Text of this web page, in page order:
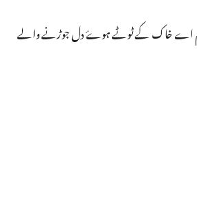
اے خاک کے ٹوٹے ہوۓ دل جوڑنے والے